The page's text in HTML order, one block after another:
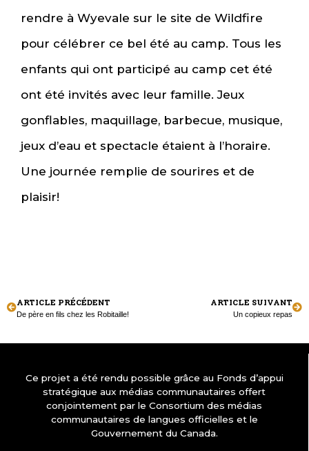
rendre à Wyevale sur le site de Wildfire
pour célébrer ce bel été au camp. Tous les
enfants qui ont participé au camp cet été
ont été invités avec leur famille. Jeux
gonflables, maquillage, barbecue, musique,
jeux d’eau et spectacle étaient à l’horaire.
Une journée remplie de sourires et de
plaisir!
ARTICLE PRÉCÉDENT
De père en fils chez les Robitaille!
ARTICLE SUIVANT
Un copieux repas
Ce projet a été rendu possible grâce au Fonds d’appui
stratégique aux médias communautaires offert
conjointement par le Consortium des médias
communautaires de langues officielles et le
Gouvernement du Canada.